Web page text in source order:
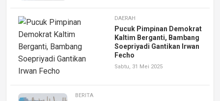
DAERAH
Pucuk Pimpinan Demokrat
Kaltim Berganti, Bambang
Soepriyadi Gantikan Irwan
Fecho
Sabtu, 31 Mei 2025
BERITA